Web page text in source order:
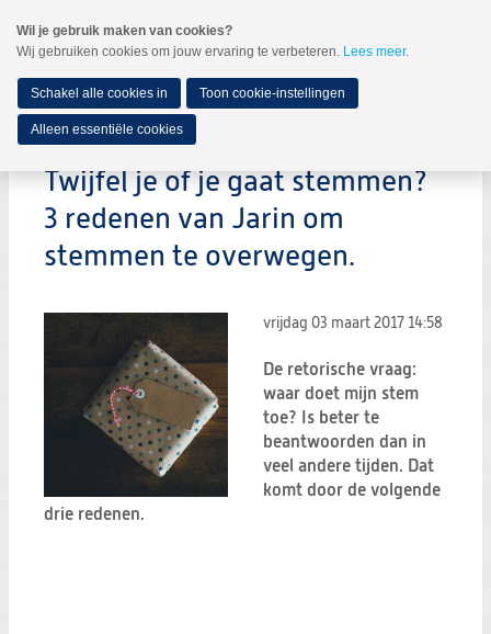
naar
Spring
de
inhoud
Spring
naar
hoofdmenu
MENU
Zoeken:
Twijfel je of je gaat stemmen?
3 redenen van Jarin om
stemmen te overwegen.
vrijdag 03 maart 2017 14:58
De retorische vraag:
waar doet mijn stem
toe? Is beter te
beantwoorden dan in
veel andere tijden. Dat
komt door de volgende
drie redenen.
Wil je gebruik maken van cookies?
Wij gebruiken cookies om jouw ervaring te verbeteren. Lees meer.
Schakel alle cookies in Toon cookie-instellingen
Alleen essentiële cookies